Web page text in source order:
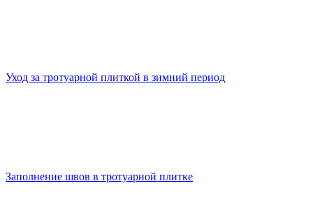
Уход за тротуарной плиткой в зимний период
Заполнение швов в тротуарной плитке